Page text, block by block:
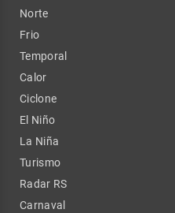
Norte
Frio
Temporal
Calor
Ciclone
El Niño
La Niña
Turismo
Radar RS
Carnaval